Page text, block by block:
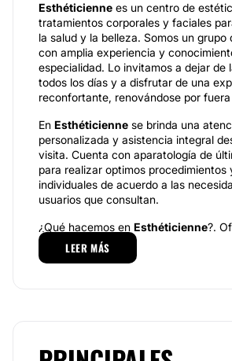
Esthéticienne es un centro de
tratamientos corporales y faciales
la salud y la belleza. Somos un grupo
con amplia experiencia y
especialidad. Lo invitamos a dejar de
todos los días y a disfrutar de una
reconfortante, renovándose por
En Esthéticienne se brinda una
personalizada y asistencia integral
visita. Cuenta con aparatología de
para realizar optimos procedimientos
individuales de acuerdo a las
usuarios que consultan.
¿Qué hacemos en Esthéticienne?.
gran portafolio de especialidades
Corporales:Celulitis, Cápsula de
profesional, Depilación, Armonización
LEER MÁS